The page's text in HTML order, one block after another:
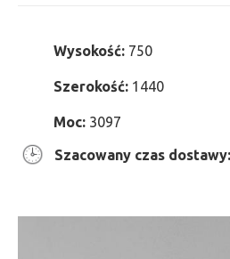
Wysokość: 750
Szerokość: 1440
Moc: 3097
Szacowany czas dostawy: